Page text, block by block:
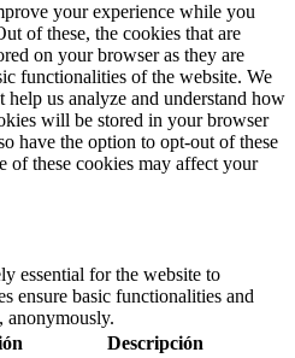
your experience while you
of these, the cookies that are
on your browser as they are
functionalities of the website. We
help us analyze and understand how
will be stored in your browser
have the option to opt-out of these
of these cookies may affect your
essential for the website to
ensure basic functionalities and
anonymously.
Descripción